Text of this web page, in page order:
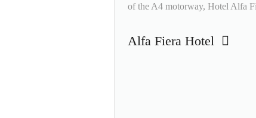
of the A4 motorway, Hotel Alfa
Alfa Fiera Hotel